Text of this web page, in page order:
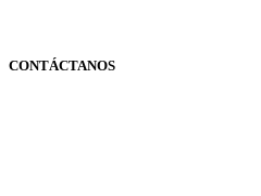
CONTÁCTANOS